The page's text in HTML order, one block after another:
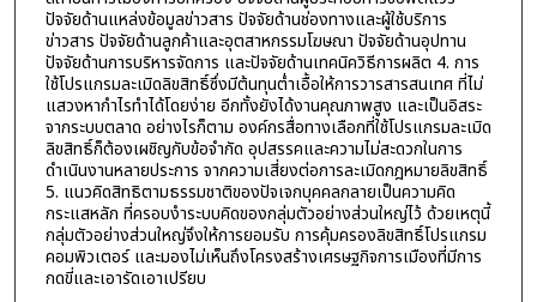
ปัจจัยด้านแหล่งข้อมูลข่าวสาร ปัจจัยด้านช่องทางและผู้ใช้บริการ
ข่าวสาร ปัจจัยด้านลูกค้าและอุตสาหกรรมโฆษณา ปัจจัยด้านอุปทาน
ปัจจัยด้านการบริหารจัดการ และปัจจัยด้านเทคนิควิธีการผลิต 4. การ
ใช้โปรแกรมละเมิดลิขสิทธิ์ซึ่งมีต้นทุนต่ำเอื้อให้การวารสารสนเทศ ที่ไม่
แสวงหากำไรทำได้โดยง่าย อีกทั้งยังได้งานคุณภาพสูง และเป็นอิสระ
จากระบบตลาด อย่างไรก็ตาม องค์กรสื่อทางเลือกที่ใช้โปรแกรมละเมิด
ลิขสิทธิ์ก็ต้องเผชิญกับข้อจำกัด อุปสรรคและความไม่สะดวกในการ
ดำเนินงานหลายประการ จากความเสี่ยงต่อการละเมิดกฎหมายลิขสิทธิ์
5. แนวคิดสิทธิตามธรรมชาติของปัจเจกบุคคลกลายเป็นความคิด
กระแสหลัก ที่ครอบงำระบบคิดของกลุ่มตัวอย่างส่วนใหญ่ไว้ ด้วยเหตุนี้
กลุ่มตัวอย่างส่วนใหญ่จึงให้การยอมรับ การคุ้มครองลิขสิทธิ์โปรแกรม
คอมพิวเตอร์ และมองไม่เห็นถึงโครงสร้างเศรษฐกิจการเมืองที่มีการ
กดขี่และเอารัดเอาเปรียบ